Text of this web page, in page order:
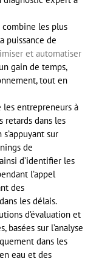
les plus
puissance de
et automatiser
gain de temps,
tout en
les entrepreneurs à
retards dans les
sur
de
d’identifier les
l’appel
des
les délais.
d’évaluation et
basées sur l’analyse
dans les
eau et des